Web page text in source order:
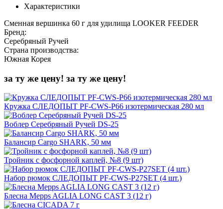
Характеристики
Сменная вершинка 60 г для удилища LOOKER FEEDER
Бренд:
Серебряный Ручей
Страна производства:
Южная Корея
за ту же цену! за ту же цену!
Кружка СЛЕДОПЫТ PF-CWS-P66 изотермическая 280 мл
Воблер Серебряный Ручей DS-25
Балансир Cargo SHARK, 50 мм
Тройник с фосфорной каплей, №8 (9 шт)
Набор рюмок СЛЕДОПЫТ PF-CWS-P27SET (4 шт.)
Блесна Mepps AGLIA LONG CAST 3 (12 г)